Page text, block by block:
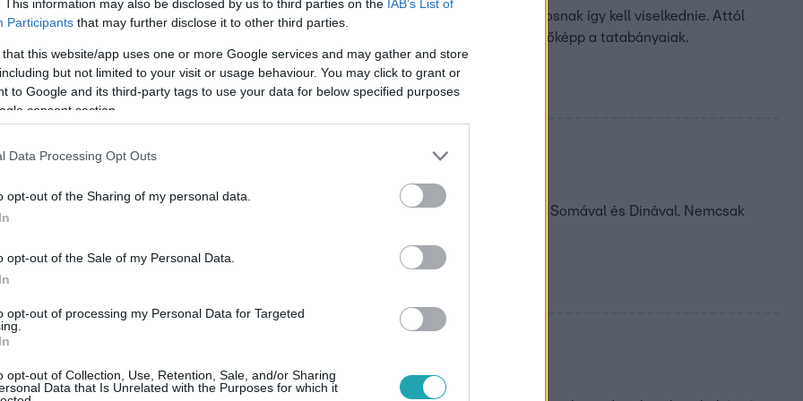
This information may also be disclosed by us to third parties on the IAB’s List of
Participants that may further disclose it to other third parties.
that this website/app uses one or more Google services and may gather and store
but not limited to your visit or usage behaviour. You may click to grant or
to Google and its third-party tags to use your data for below specified purposes
consent section.
Data Processing Opt Outs
opt-out of the Sharing of my personal data.
opt-out of the Sale of my Personal Data.
opt-out of processing my Personal Data for Targeted
opt-out of Collection, Use, Retention, Sale, and/or Sharing
Data that Is Unrelated with the Purposes for which it
hogy saját magára pakoltatta a jeleket a Kiválasztáson, mert szerinte egy igazi harcosnak így kell viselkednie. Attól
nem ő térhetett vissza a Villába, ő a nyertes, mert büszkék lehetnek rá a nézők, legfőképp a tatabányaiak.
a többi villalakó közé, azonnal kedvenc lett, és napok alatt jó barátságba került Somával és Dinával. Nemcsak
Tivyt a Párbajon